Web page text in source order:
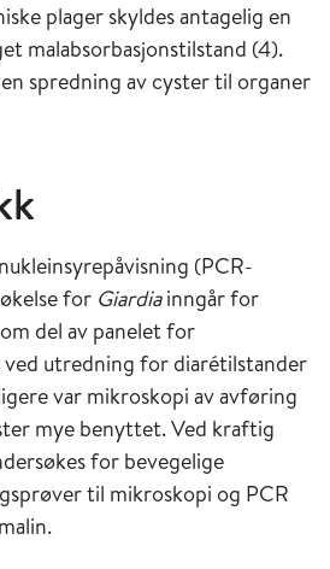
plager skyldes antagelig en
malabsorbasjonstilstand (4).
spredning av cyster til organer
(PCR-
for Giardiainngår for
del av panelet for
utredning for diarétilstander
var mikroskopi av avføring
mye benyttet. Ved kraftig
for bevegelige
til mikroskopi og PCR